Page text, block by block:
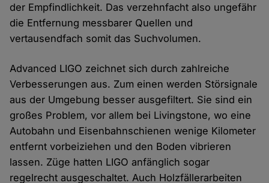
der Empfindlichkeit. Das verzehnfacht also ungefähr
die Entfernung messbarer Quellen und
vertausendfach somit das Suchvolumen.
Advanced LIGO zeichnet sich durch zahlreiche
Verbesserungen aus. Zum einen werden Störsignale
aus der Umgebung besser ausgefiltert. Sie sind ein
großes Problem, vor allem bei Livingstone, wo eine
Autobahn und Eisenbahnschienen wenige Kilometer
entfernt vorbeiziehen und den Boden vibrieren
lassen. Züge hatten LIGO anfänglich sogar
regelrecht ausgeschaltet. Auch Holzfällerarbeiten